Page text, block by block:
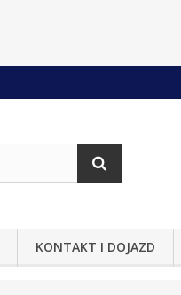
KONTAKT I DOJAZD